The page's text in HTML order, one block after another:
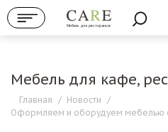
Мебель для ресторанов
Мебель для кафе,
Главная / Новости /
Оформляем и оборудуем мебелью